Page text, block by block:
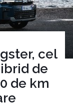
cel
de
de km